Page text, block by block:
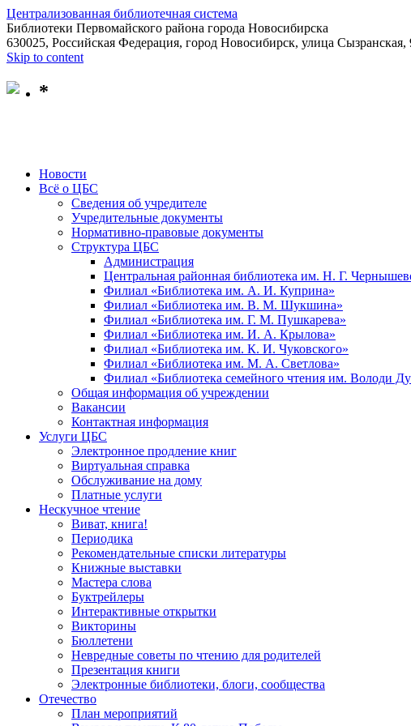
Централизованная библиотечная система
Библиотеки Первомайского района города Новосибирска
630025, Российская Федерация, город Новосибирск, улица
Skip to content
*
Новости
Всё о ЦБС
Сведения об учредителе
Учредительные документы
Нормативно-правовые документы
Структура ЦБС
Администрация
Центральная районная библиотека им. Н. Г.
Филиал «Библиотека им. А. И. Куприна»
Филиал «Библиотека им. В. М. Шукшина»
Филиал «Библиотека им. Г. М. Пушкарева»
Филиал «Библиотека им. И. А. Крылова»
Филиал «Библиотека им. К. И. Чуковского»
Филиал «Библиотека им. М. А. Светлова»
Филиал «Библиотека семейного чтения им. Володи
Общая информация об учреждении
Вакансии
Контактная информация
Услуги ЦБС
Электронное продление книг
Виртуальная справка
Обслуживание на дому
Платные услуги
Нескучное чтение
Виват, книга!
Периодика
Рекомендательные списки литературы
Книжные выставки
Мастера слова
Буктрейлеры
Интерактивные открытки
Викторины
Бюллетени
Невредные советы по чтению для родителей
Презентация книги
Электронные библиотеки, блоги, сообщества
Отечество
План мероприятий